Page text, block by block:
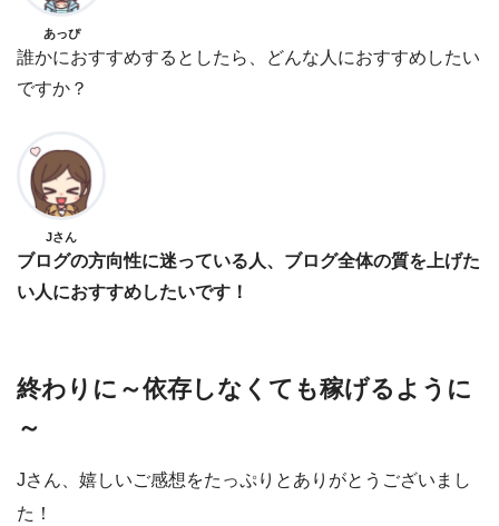
あっぴ
誰かにおすすめするとしたら、どんな人におすすめしたい
ですか？
Jさん
ブログの方向性に迷っている人、ブログ全体の質を上げた
い人におすすめしたいです！
終わりに～依存しなくても稼げるように
～
Jさん、嬉しいご感想をたっぷりとありがとうございまし
た！